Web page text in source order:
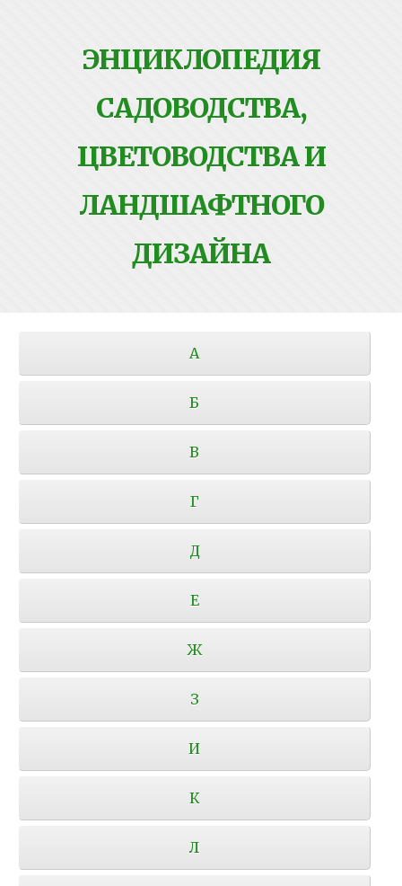
ЭНЦИКЛОПЕДИЯ
САДОВОДСТВА,
ЦВЕТОВОДСТВА И
ЛАНДШАФТНОГО
ДИЗАЙНА
А
Б
В
Г
Д
Е
Ж
З
И
К
Л